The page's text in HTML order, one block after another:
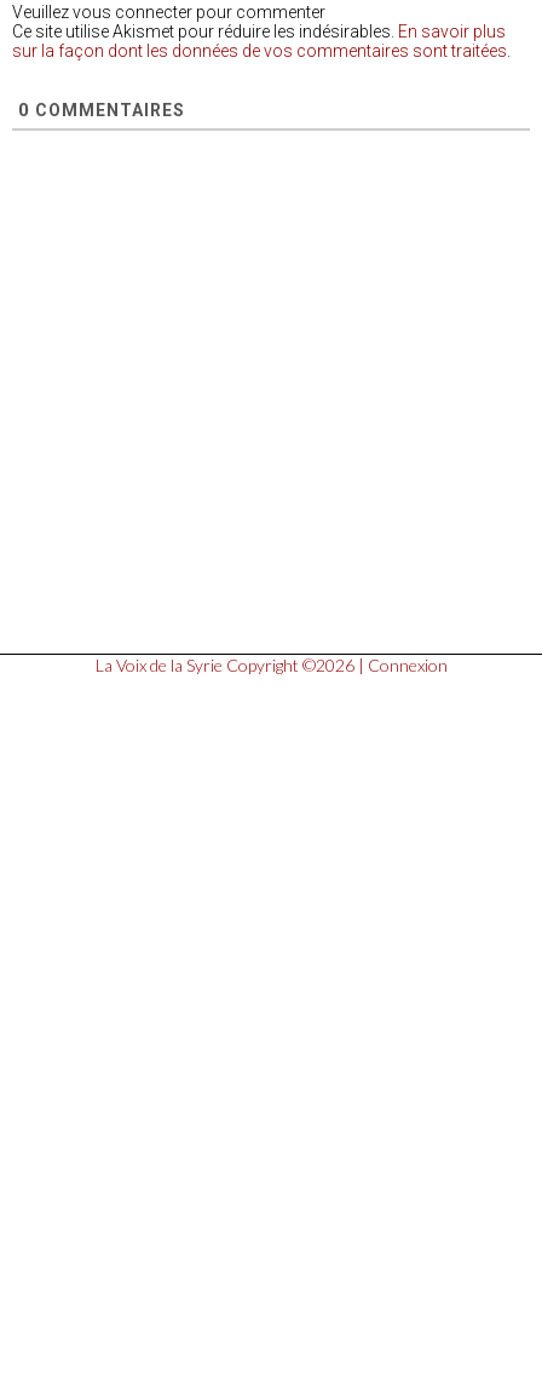
Veuillez vous connecter pour commenter
Ce site utilise Akismet pour réduire les indésirables. En savoir plus
sur la façon dont les données de vos commentaires sont traitées
0 COMMENTAIRES
La Voix de la Syrie Copyright ©2026 | Connexion